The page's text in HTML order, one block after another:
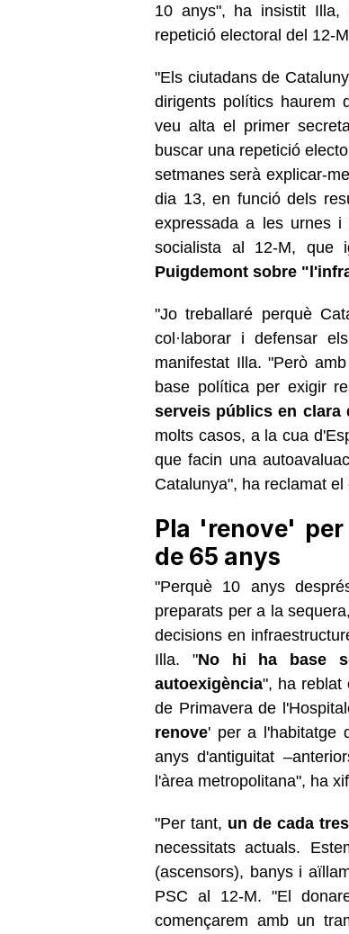
10 anys", ha insistit Illa,
repetició electoral del 12-
"Els ciutadans de
dirigents polítics haurem
veu alta el primer
buscar una repetició
setmanes serà explicar-
dia 13, en funció dels
expressada a les urnes
socialista al 12-M, que
Puigdemont sobre
"Jo treballaré perquè
col·laborar i defensar
manifestat Illa. "Però
base política per exigir
serveis públics en clara
molts casos, a la cua
que facin una
Catalunya", ha reclamat
Pla 'renove'
de 65 anys
"Perquè 10 anys
preparats per a la
decisions en
Illa. "No hi ha base
autoexigència", ha reblat
de Primavera de
renove' per a l'habitatge
anys d'antiguitat
l'àrea metropolitana", ha
"Per tant, un de cada
necessitats actuals.
(ascensors), banys i
PSC al 12-M. "El
començarem amb un